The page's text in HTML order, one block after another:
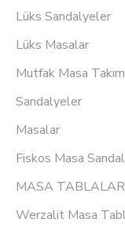
Lüks Sandalyeler
Lüks Masalar
Mutfak Masa
Sandalyeler
Masalar
Fiskos Masa
MASA
Werzalit Masa